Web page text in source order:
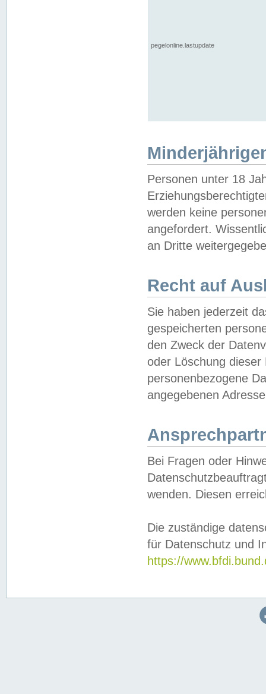
pegelonline.lastupdate
Personen unter 18
werden keine
angefordert.
an Dritte
Recht auf
Sie haben jederzeit
gespeicherten
den Zweck der
oder Löschung
personenbezogene
angegebenen
Bei Fragen oder
wenden. Diesen
Die zuständige
für Datenschutz und
https://